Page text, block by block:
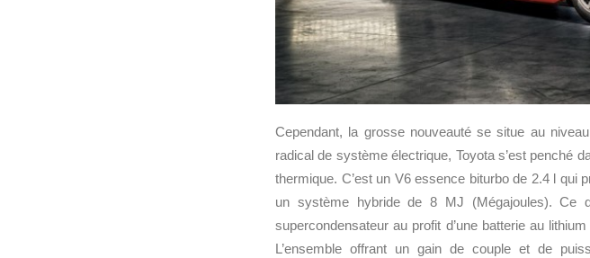
Cependant, la grosse nouveauté se situe au
radical de système électrique, Toyota s’est penché
thermique. C’est un V6 essence biturbo de 2.4 l qui
un système hybride de 8 MJ (Mégajoules). Ce
supercondensateur au profit d’une batterie au
L’ensemble offrant un gain de couple et de